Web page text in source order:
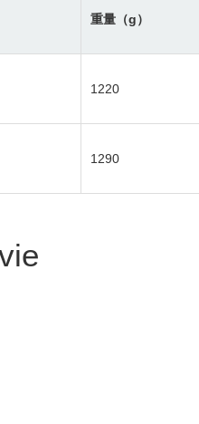
重量（g）
1220
1290